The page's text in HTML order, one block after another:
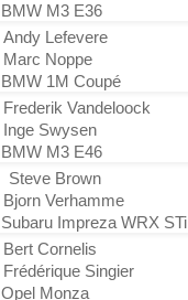
BMW M3 E36
Andy Lefevere
Marc Noppe
BMW 1M Coupé
Frederik Vandeloock
Inge Swysen
BMW M3 E46
Steve Brown
Bjorn Verhamme
Subaru Impreza WRX STi
Bert Cornelis
Frédérique Singier
Opel Monza